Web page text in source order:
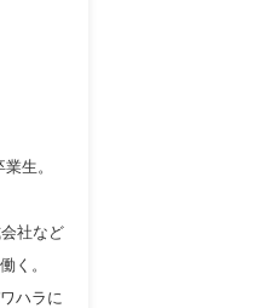
生。
社など
く。
ハラに